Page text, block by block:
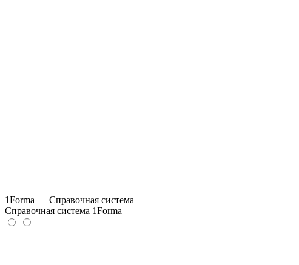
1Forma — Справочная система
Справочная система 1Forma